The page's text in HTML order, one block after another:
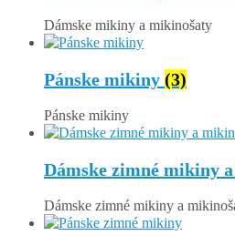
Dámske mikiny a mikinošaty
Pánske mikiny (3)
Pánske mikiny
Dámske zimné mikiny
Dámske zimné mikiny a